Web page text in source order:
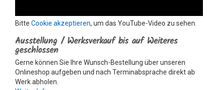
Bitte Cookie akzeptieren, um das YouTube-Video zu sehen.
Ausstellung / Werksverkauf bis auf Weiteres
geschlossen
Gerne können Sie Ihre Wunsch-Bestellung über unseren
Onlineshop aufgeben und nach Terminabsprache direkt ab
Werk abholen.